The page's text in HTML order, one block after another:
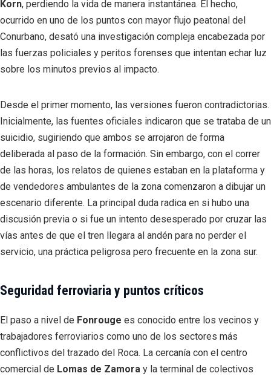
Korn, perdiendo la vida de manera instantánea. El hecho,
ocurrido en uno de los puntos con mayor flujo peatonal del
Conurbano, desató una investigación compleja encabezada por
las fuerzas policiales y peritos forenses que intentan echar luz
sobre los minutos previos al impacto.
Desde el primer momento, las versiones fueron contradictorias.
Inicialmente, las fuentes oficiales indicaron que se trataba de un
suicidio, sugiriendo que ambos se arrojaron de forma
deliberada al paso de la formación. Sin embargo, con el correr
de las horas, los relatos de quienes estaban en la plataforma y
de vendedores ambulantes de la zona comenzaron a dibujar un
escenario diferente. La principal duda radica en si hubo una
discusión previa o si fue un intento desesperado por cruzar las
vías antes de que el tren llegara al andén para no perder el
servicio, una práctica peligrosa pero frecuente en la zona sur.
Seguridad ferroviaria y puntos críticos
El paso a nivel de Fonrouge es conocido entre los vecinos y
trabajadores ferroviarios como uno de los sectores más
conflictivos del trazado del Roca. La cercanía con el centro
comercial de Lomas de Zamora y la terminal de colectivos